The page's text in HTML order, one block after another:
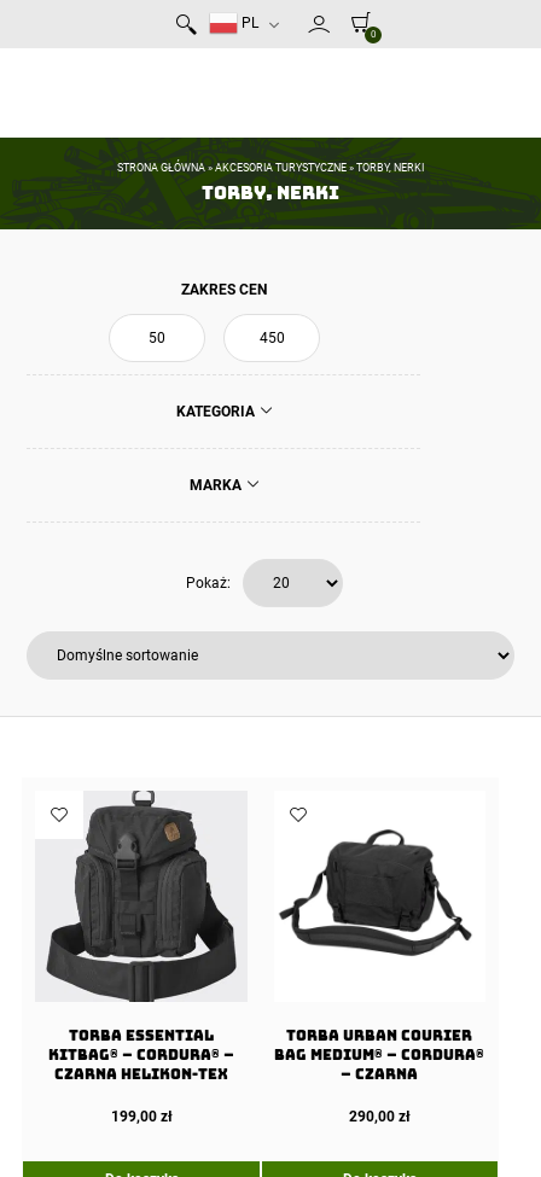
PL
0
STRONA GŁÓWNA»AKCESORIA TURYSTYCZNE»TORBY, NERKI
Torby, nerki
ZAKRES CEN
KATEGORIA
MARKA
Pokaż:
Torba ESSENTIAL
KITBAG® – Cordura® –
Czarna Helikon-Tex
199,00 zł
Torba URBAN COURIER
BAG Medium® – Cordura®
– Czarna
290,00 zł